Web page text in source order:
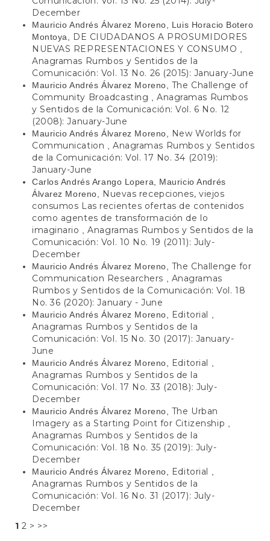
December
Mauricio Andrés Álvarez Moreno, Luis Horacio Botero
Montoya,
DE CIUDADANOS A PROSUMIDORES
NUEVAS REPRESENTACIONES Y CONSUMO
Anagramas Rumbos y Sentidos de la
Comunicación: Vol. 13 No. 26 (2015): January-June
Mauricio Andrés Álvarez Moreno, The Challenge of
Community Broadcasting
,Anagramas Rumbos
y Sentidos de la Comunicación: Vol. 6 No. 12
(2008): January-June
Mauricio Andrés Álvarez Moreno,
New Worlds for
Communication
Anagramas Rumbos y Sentidos
de la Comunicación: Vol. 17 No. 34 (2019):
January-June
Carlos Andrés Arango Lopera, Mauricio Andrés
Álvarez Moreno,
Nuevas recepciones, viejos
consumos Las recientes ofertas de contenidos
como agentes de transformación de lo
imaginario
,Anagramas Rumbos y Sentidos de la
Comunicación: Vol. 10 No. 19 (2011): July-
December
Mauricio Andrés Álvarez Moreno, The Challenge for
Communication Researchers
Anagramas
Rumbos y Sentidos de la Comunicación: Vol. 18
No. 36 (2020): January - June
Mauricio Andrés Álvarez Moreno, Editorial
Anagramas Rumbos y Sentidos de la
Comunicación: Vol. 15 No. 30 (2017): January-
June
Mauricio Andrés Álvarez Moreno, Editorial
Anagramas Rumbos y Sentidos de la
Comunicación: Vol. 17 No. 33 (2018): July-
December
Mauricio Andrés Álvarez Moreno, The Urban
Imagery as a Starting Point for Citizenship
Anagramas Rumbos y Sentidos de la
Comunicación: Vol. 18 No. 35 (2019): July-
December
Mauricio Andrés Álvarez Moreno, Editorial
Anagramas Rumbos y Sentidos de la
Comunicación: Vol. 16 No. 31 (2017): July-
December
1 2 > >>